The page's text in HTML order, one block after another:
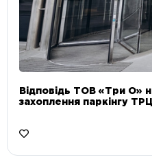
Відповідь ТОВ «Три О»
захоплення паркінгу